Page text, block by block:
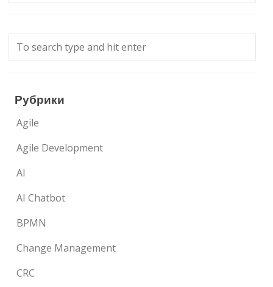
Рубрики
Agile
Agile Development
AI
AI Chatbot
BPMN
Change Management
CRC